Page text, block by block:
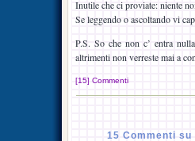
Inutile che ci proviate: niente
Se leggendo o ascoltando vi
P.S. So che non c’ entra
altrimenti non verreste mai a
[15] Commenti
15 Commenti